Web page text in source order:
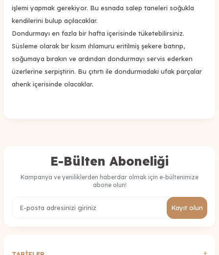
işlemi yapmak gerekiyor. Bu esnada salep taneleri soğukla
kendilerini bulup açılacaklar.
Dondurmayı en fazla bir hafta içerisinde tüketebilirsiniz.
Süsleme olarak bır kısım ıhlamuru eritilmiş şekere batırıp,
soğumaya bırakın ve ardından dondurmayı servis ederken
üzerlerine serpiştirin. Bu çıtırtı ile dondurmadaki ufak parçalar
ahenk içerisinde olacaklar.
E-Bülten Aboneliği
Kampanya ve yeniliklerden haberdar olmak için e-bültenimize
abone olun!
Kayıt olun